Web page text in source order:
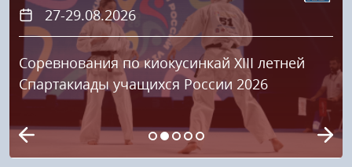
27-29.08.2026
Соревнования по киокусинкай XIII летней
Спартакиады учащихся России 2026